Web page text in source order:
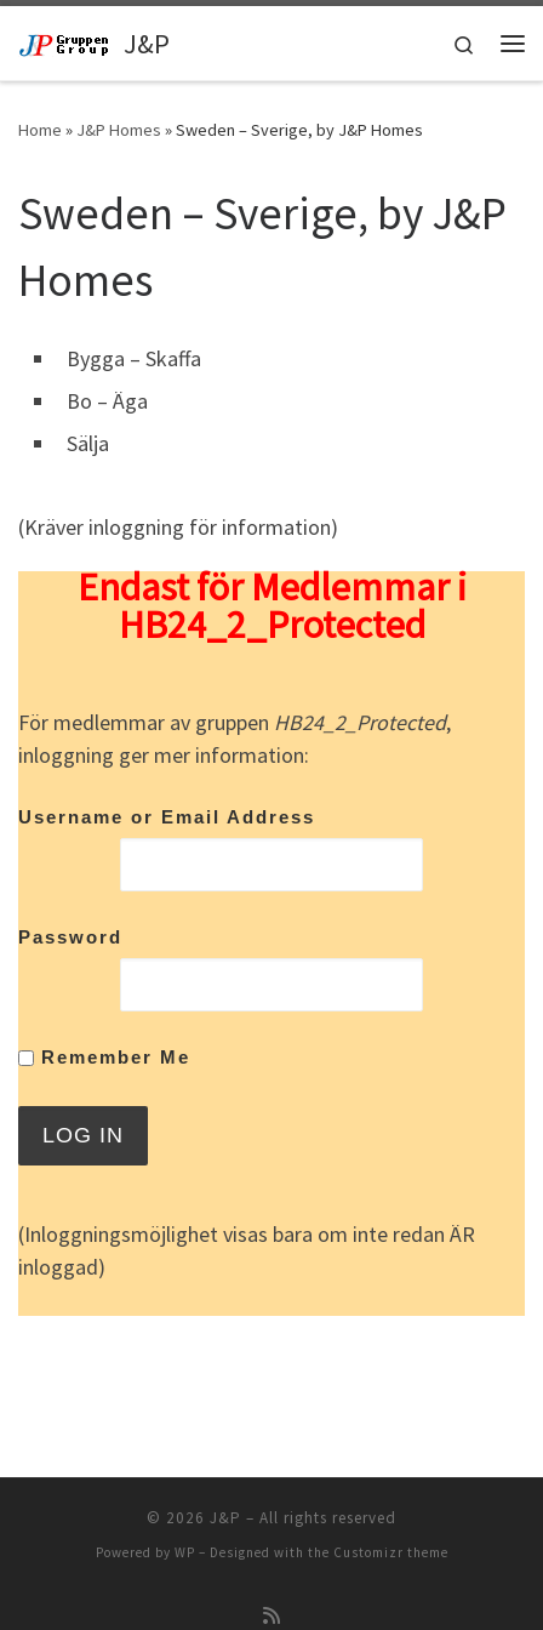
Skip to contentJ&P
Search
Home » J&P Homes »Sweden – Sverige, by J&P Homes
Sweden – Sverige, by J&P
Homes
Bygga – Skaffa
Bo – Äga
Sälja
(Kräver inloggning för information)
Endast för Medlemmar i
HB24_2_Protected
För medlemmar av gruppen HB24_2_Protected,
inloggning ger mer information:
Username or Email Address
Password
Remember Me
(Inloggningsmöjlighet visas bara om inte redan ÄR
inloggad)
© 2026 J&P – All rights reserved
Powered by WP – Designed with the Customizr theme